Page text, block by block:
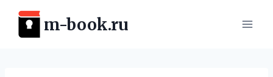
Перейти
содержимому
m-book.ru